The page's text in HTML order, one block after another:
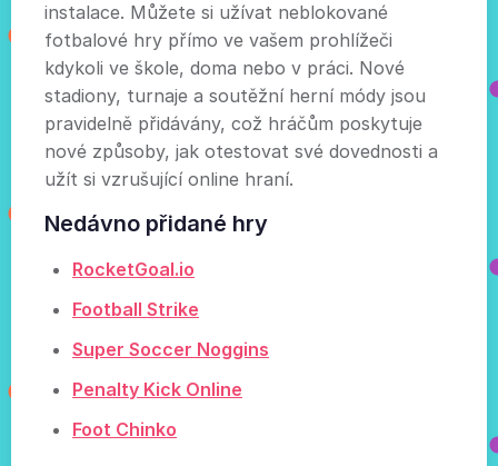
instalace. Můžete si užívat neblokované
fotbalové hry přímo ve vašem prohlížeči
kdykoli ve škole, doma nebo v práci. Nové
stadiony, turnaje a soutěžní herní módy jsou
pravidelně přidávány, což hráčům poskytuje
nové způsoby, jak otestovat své dovednosti a
užít si vzrušující online hraní.
Nedávno přidané hry
RocketGoal.io
Football Strike
Super Soccer Noggins
Penalty Kick Online
Foot Chinko